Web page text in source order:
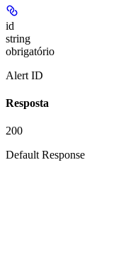
id
string
obrigatório
Alert ID
Resposta
200
Default Response